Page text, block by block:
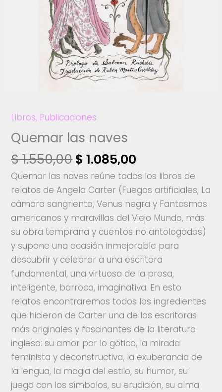
Libros, Publicaciones
Quemar las naves
$1.550,00El
precio
original
era:
$ 1.550,00.
$ 1.085,00
precio
actual
es:
$ 1.085,00.
Quemar las naves reúne todos los libros de
relatos de Angela Carter (Fuegos artificiales, La
cámara sangrienta, Venus negra y Fantasmas
americanos y maravillas del Viejo Mundo, más
su obra temprana y cuentos no antologados)
y supone una ocasión inmejorable para
descubrir y celebrar a una escritora
fundamental, una virtuosa de la prosa,
inteligente, barroca, imaginativa. En esto
relatos encontraremos todos los ingredientes
que hicieron de Carter una de las escritoras
más originales y fascinantes de la literatura
inglesa: su amor por lo gótico, la mirada
feminista y deconstructiva, la exuberancia de
la lengua, la magia del estilo, su humor, su
juego con los símbolos, su erudición, su alma